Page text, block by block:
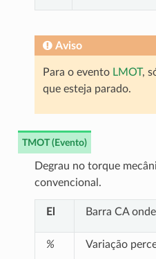
Aviso
Para o evento LMOT,
que esteja parado.
TMOT (Evento)
Degrau no torque
convencional.
El Barra CA
% Variação